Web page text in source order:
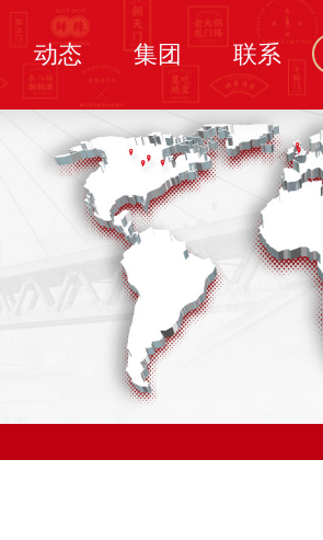
动态 集团 联系